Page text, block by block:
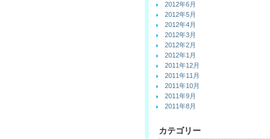
2012年6月
2012年5月
2012年4月
2012年3月
2012年2月
2012年1月
2011年12月
2011年11月
2011年10月
2011年9月
2011年8月
カテゴリー